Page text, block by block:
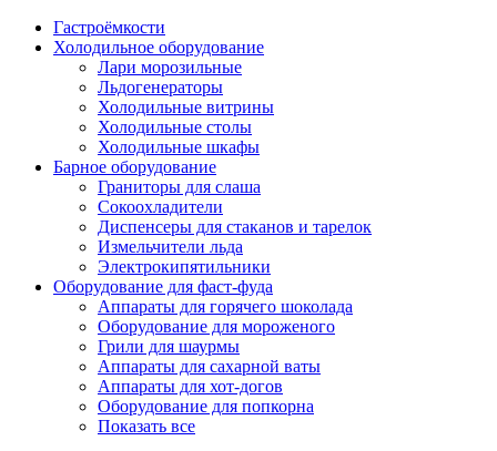
Гастроёмкости
Холодильное оборудование
Лари морозильные
Льдогенераторы
Холодильные витрины
Холодильные столы
Холодильные шкафы
Барное оборудование
Граниторы для слаша
Сокоохладители
Диспенсеры для стаканов и тарелок
Измельчители льда
Электрокипятильники
Оборудование для фаст-фуда
Аппараты для горячего шоколада
Оборудование для мороженого
Грили для шаурмы
Аппараты для сахарной ваты
Аппараты для хот-догов
Оборудование для попкорна
Показать все